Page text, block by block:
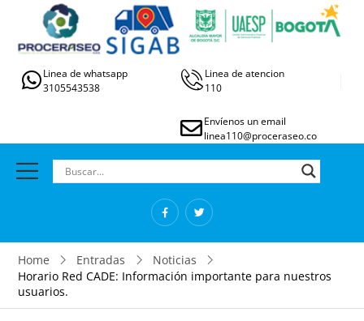
Linea de whatsapp
3105543538
Linea de atencion
110
Envíenos un email
linea110@proceraseo.co
Home Entradas
Noticias
Horario Red CADE: Información importante para nuestros
usuarios.